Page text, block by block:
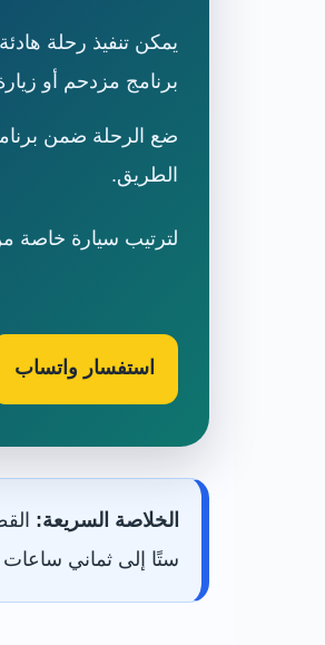
يمكن تنفيذ رحلة
برنامج مزدحم أو
ضع الرحلة ضمن
الطريق.
لترتيب سيارة خاصة
استفسار واتساب
الخلاصة السريعة:
ستًا إلى ثماني ساعات